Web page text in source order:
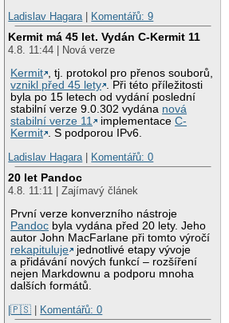
Ladislav Hagara | Komentářů: 9
Kermit má 45 let. Vydán C-Kermit 11
4.8. 11:44 | Nová verze
Kermit , tj. protokol pro přenos souborů,
vznikl před 45 lety . Při této příležitosti
byla po 15 letech od vydání poslední
stabilní verze 9.0.302 vydána nová
stabilní verze 11
implementaceC-
Kermit . S podporou IPv6.
Ladislav Hagara | Komentářů: 0
20 let Pandoc
4.8. 11:11 | Zajímavý článek
První verze konverzního nástroje
Pandoc byla vydána před 20 lety. Jeho
autor John MacFarlane při tomto výročí
rekapituluje
jednotlivé etapy vývoje
a přidávání nových funkcí – rozšíření
nejen Markdownu a podporu mnoha
dalších formátů.
|🇵🇸 | Komentářů: 0